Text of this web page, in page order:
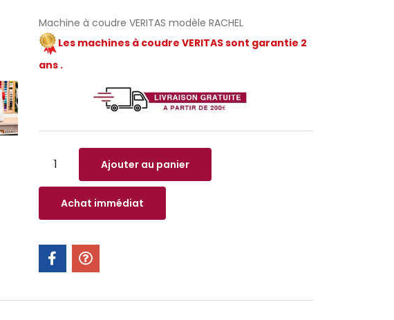
Machine à coudre VERITAS modèle RACHEL
Les machines à coudre VERITAS sont garantie 2
ans .
Ajouter au panier
Achat immédiat